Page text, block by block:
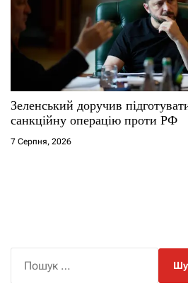
Зеленський доручив
санкційну операцію проти РФ
7 Серпня, 2026